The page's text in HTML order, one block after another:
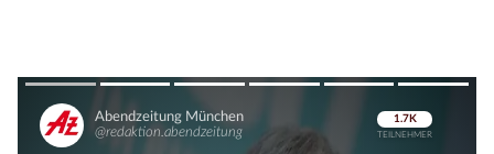
Überspringen